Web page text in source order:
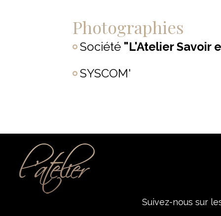
Photographies
Société "L'Atelier Savoir
SYSCOM'
Suivez-nous sur